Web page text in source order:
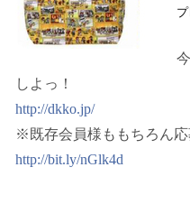
しよっ！
http://dkko.jp/
※既存会員様ももちろん応
http://bit.ly/nGlk4d